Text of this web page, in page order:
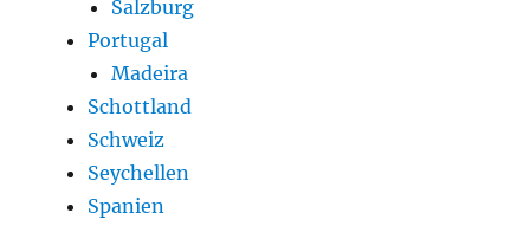
Salzburg
Portugal
Madeira
Schottland
Schweiz
Seychellen
Spanien